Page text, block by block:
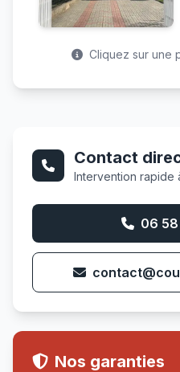
Cliquez sur une
Contact
Intervention rapide
06
Nos garanties